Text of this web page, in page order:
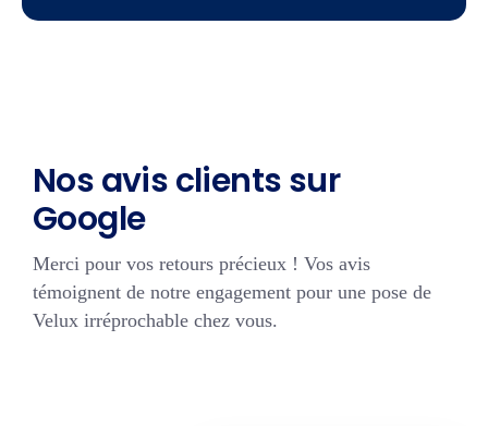
Nos avis clients sur
Google
Merci pour vos retours précieux ! Vos avis
témoignent de notre engagement pour une pose de
Velux irréprochable chez vous.